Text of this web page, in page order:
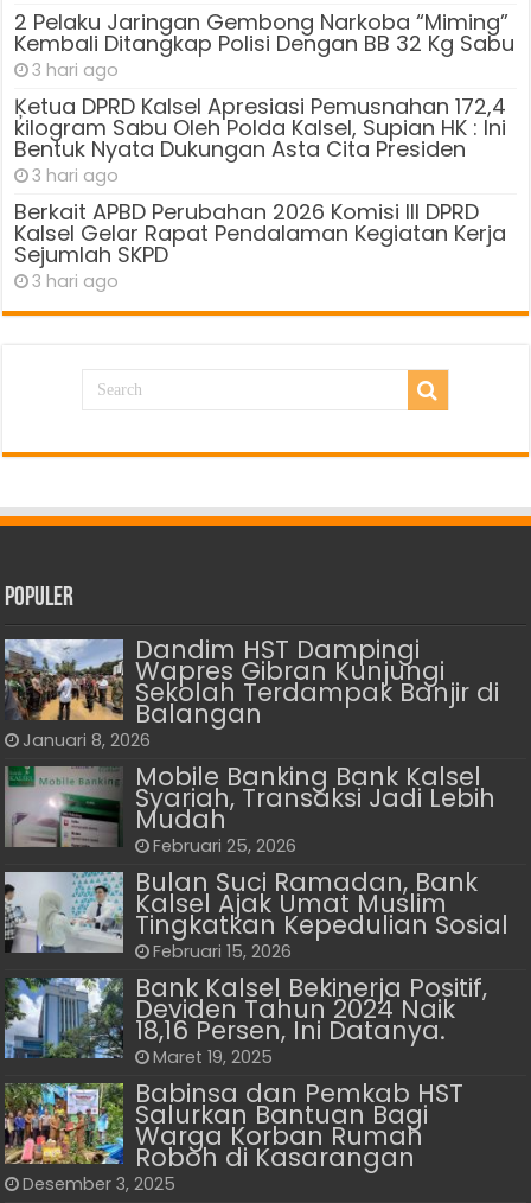
2 Pelaku Jaringan Gembong Narkoba “Miming”
Kembali Ditangkap Polisi Dengan BB 32 Kg Sabu
3 hari ago
Ķetua DPRD Kalsel Apresiasi Pemusnahan 172,4
kilogram Sabu Oleh Polda Kalsel, Supian HK : Ini
Bentuk Nyata Dukungan Asta Cita Presiden
3 hari ago
Berkait APBD Perubahan 2026 Komisi III DPRD
Kalsel Gelar Rapat Pendalaman Kegiatan Kerja
Sejumlah SKPD
3 hari ago
Populer
Dandim HST Dampingi
Wapres Gibran Kunjungi
Sekolah Terdampak Banjir di
Balangan
Januari 8, 2026
Mobile Banking Bank Kalsel
Syariah, Transaksi Jadi Lebih
Mudah
Februari 25, 2026
Bulan Suci Ramadan, Bank
Kalsel Ajak Umat Muslim
Tingkatkan Kepedulian Sosial
Februari 15, 2026
Bank Kalsel Bekinerja Positif,
Deviden Tahun 2024 Naik
18,16 Persen, Ini Datanya.
Maret 19, 2025
Babinsa dan Pemkab HST
Salurkan Bantuan Bagi
Warga Korban Rumah
Roboh di Kasarangan
Desember 3, 2025